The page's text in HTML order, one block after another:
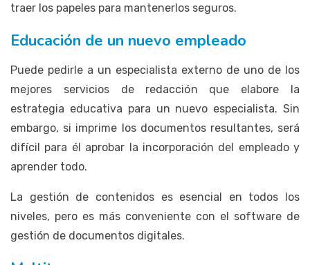
traer los papeles para mantenerlos seguros.
Educación de un nuevo empleado
Puede pedirle a un especialista externo de uno de los
mejores servicios de redacción que elabore la
estrategia educativa para un nuevo especialista. Sin
embargo, si imprime los documentos resultantes, será
difícil para él aprobar la incorporación del empleado y
aprender todo.
La gestión de contenidos es esencial en todos los
niveles, pero es más conveniente con el software de
gestión de documentos digitales.